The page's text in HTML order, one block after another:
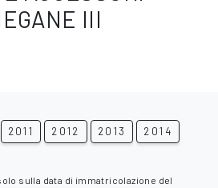
III
2011 2012 2013 2014
sulla data di immatricolazione del